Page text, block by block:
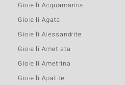
Gioielli Acquamarina
Gioielli Agata
Gioielli Alessandrite
Gioielli Ametista
Gioielli Ametrina
Gioielli Apatite